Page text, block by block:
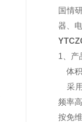
国情
器、
1、产
体积
采用
频率
按免